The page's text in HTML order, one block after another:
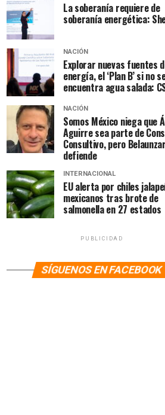
La soberanía requiere de
soberanía energética:
NACIÓN
Explorar nuevas fuentes
energía, el ‘Plan B’ si no
encuentra agua salada:
NACIÓN
Somos México niega que
Aguirre sea parte de
Consultivo, pero
defiende
INTERNACIONAL
EU alerta por chiles
mexicanos tras brote de
salmonella en 27 estados
PUBLICIDAD
SÍGUENOS EN FACEBOOK